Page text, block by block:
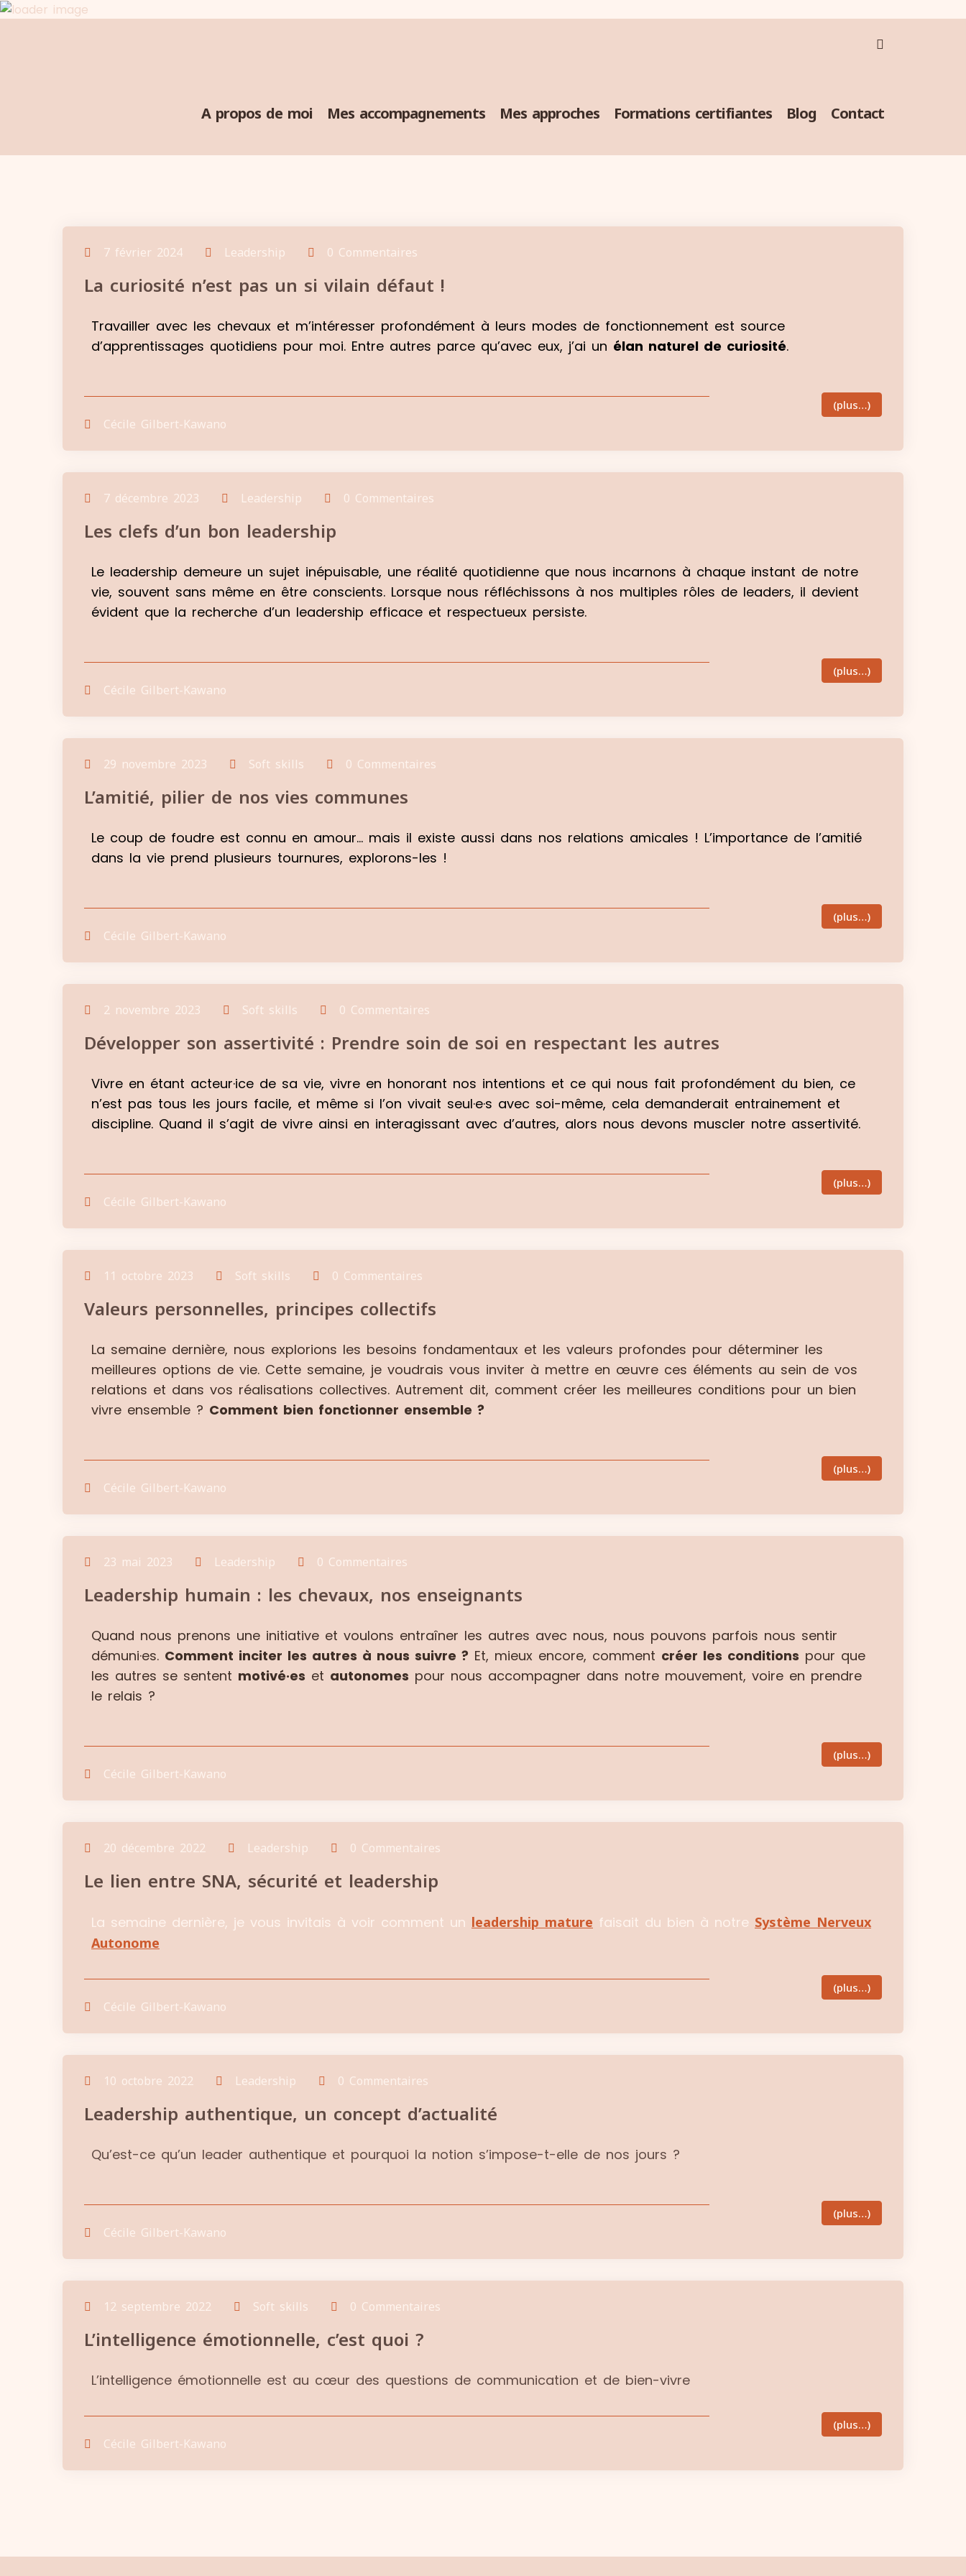
A propos de moi Mes accompagnements Mes approches Formations certifiantes Blog Contact
7 février 2024 Leadership 0 Commentaires
La curiosité n’est pas un si vilain défaut !
Travailler avec les chevaux et m’intéresser profondément à leurs modes de fonctionnement est source
d’apprentissages quotidiens pour moi. Entre autres parce qu’avec eux, j’ai un élan naturel de curiosité.
(plus…)
Cécile Gilbert-Kawano
7 décembre 2023 Leadership 0 Commentaires
Les clefs d’un bon leadership
Le leadership demeure un sujet inépuisable, une réalité quotidienne que nous incarnons à chaque instant de notre
vie, souvent sans même en être conscients. Lorsque nous réfléchissons à nos multiples rôles de leaders, il devient
évident que la recherche d’un leadership efficace et respectueux persiste.
(plus…)
Cécile Gilbert-Kawano
29 novembre 2023 Soft skills 0 Commentaires
L’amitié, pilier de nos vies communes
Le coup de foudre est connu en amour… mais il existe aussi dans nos relations amicales ! L’importance de l’amitié
dans la vie prend plusieurs tournures, explorons-les !
(plus…)
Cécile Gilbert-Kawano
2 novembre 2023 Soft skills 0 Commentaires
Développer son assertivité : Prendre soin de soi en respectant les autres
Vivre en étant acteur·ice de sa vie, vivre en honorant nos intentions et ce qui nous fait profondément du bien, ce
n’est pas tous les jours facile, et même si l’on vivait seul·e·s avec soi-même, cela demanderait entrainement et
discipline. Quand il s’agit de vivre ainsi en interagissant avec d’autres, alors nous devons muscler notre assertivité.
(plus…)
Cécile Gilbert-Kawano
11 octobre 2023 Soft skills 0 Commentaires
Valeurs personnelles, principes collectifs
La semaine dernière, nous explorions les besoins fondamentaux et les valeurs profondes pour déterminer les
meilleures options de vie. Cette semaine, je voudrais vous inviter à mettre en œuvre ces éléments au sein de vos
relations et dans vos réalisations collectives. Autrement dit, comment créer les meilleures conditions pour un bien
vivre ensemble ? Comment bien fonctionner ensemble ?
(plus…)
Cécile Gilbert-Kawano
23 mai 2023 Leadership 0 Commentaires
Leadership humain : les chevaux, nos enseignants
Quand nous prenons une initiative et voulons entraîner les autres avec nous, nous pouvons parfois nous sentir
démuni·es. Comment inciter les autres à nous suivre ? Et, mieux encore, comment créer les conditions pour que
les autres se sentent motivé·es et autonomes pour nous accompagner dans notre mouvement, voire en prendre
le relais ?
(plus…)
Cécile Gilbert-Kawano
20 décembre 2022 Leadership 0 Commentaires
Le lien entre SNA, sécurité et leadership
La semaine dernière, je vous invitais à voir comment un leadership mature faisait du bien à notre Système Nerveux
Autonome
(plus…)
Cécile Gilbert-Kawano
10 octobre 2022 Leadership 0 Commentaires
Leadership authentique, un concept d’actualité
Qu’est-ce qu’un leader authentique et pourquoi la notion s’impose-t-elle de nos jours ?
(plus…)
Cécile Gilbert-Kawano
12 septembre 2022 Soft skills 0 Commentaires
L’intelligence émotionnelle, c’est quoi ?
L’intelligence émotionnelle est au cœur des questions de communication et de bien-vivre
(plus…)
Cécile Gilbert-Kawano